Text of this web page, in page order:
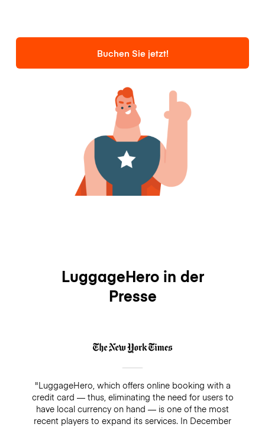
Buchen Sie jetzt!
LuggageHero in der
Presse
"LuggageHero, which offers online booking with a
credit card — thus, eliminating the need for users to
have local currency on hand — is one of the most
recent players to expand its services. In December